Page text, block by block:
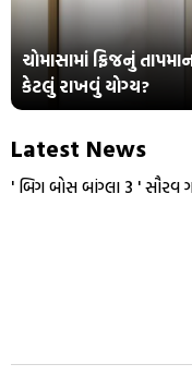
ચોમાસામાં ફ્રિજનું
કેટલું રાખવું યોગ્ય?
Latest News
' બિગ બોસ બાંગ્લા 3 ' સૌરવ